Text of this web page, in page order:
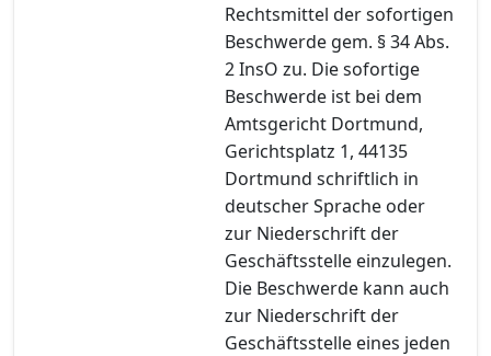
Rechtsmittel der sofortigen
Beschwerde gem. § 34 Abs.
2 InsO zu. Die sofortige
Beschwerde ist bei dem
Amtsgericht Dortmund,
Gerichtsplatz 1, 44135
Dortmund schriftlich in
deutscher Sprache oder
zur Niederschrift der
Geschäftsstelle einzulegen.
Die Beschwerde kann auch
zur Niederschrift der
Geschäftsstelle eines jeden